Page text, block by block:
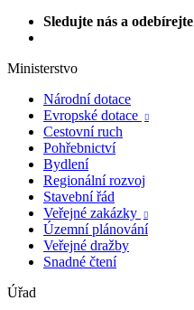
Sledujte nás a odebírejte
Ministerstvo
Národní dotace
Evropské dotace

Cestovní ruch
Pohřebnictví
Bydlení
Regionální rozvoj
Stavební řád
Veřejné zakázky

Územní plánování
Veřejné dražby
Snadné čtení
Úřad